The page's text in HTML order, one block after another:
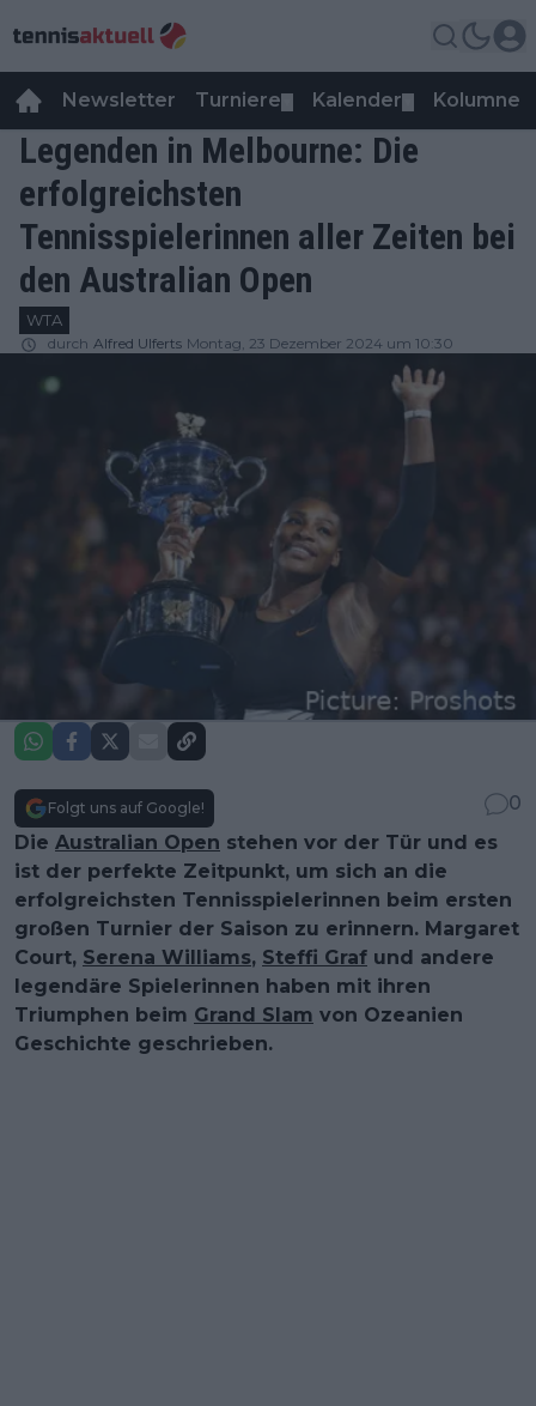
Newsletter Turniere Kalender Kolumnen
Legenden in Melbourne: Die
erfolgreichsten
Tennisspielerinnen aller Zeiten bei
den Australian Open
WTA
durch Alfred Ulferts Montag, 23 Dezember 2024 um 10:30
Folgt uns auf Google!
0
Die Australian Open stehen vor der Tür und es
ist der perfekte Zeitpunkt, um sich an die
erfolgreichsten Tennisspielerinnen beim ersten
großen Turnier der Saison zu erinnern. Margaret
Court, Serena Williams, Steffi Graf und andere
legendäre Spielerinnen haben mit ihren
Triumphen beim Grand Slam von Ozeanien
Geschichte geschrieben.